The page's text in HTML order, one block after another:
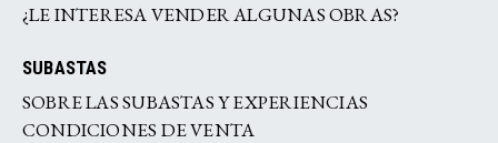
¿LE INTERESA VENDER ALGUNAS OBRAS?
SUBASTAS
SOBRE LAS SUBASTAS Y EXPERIENCIAS
CONDICIONES DE VENTA